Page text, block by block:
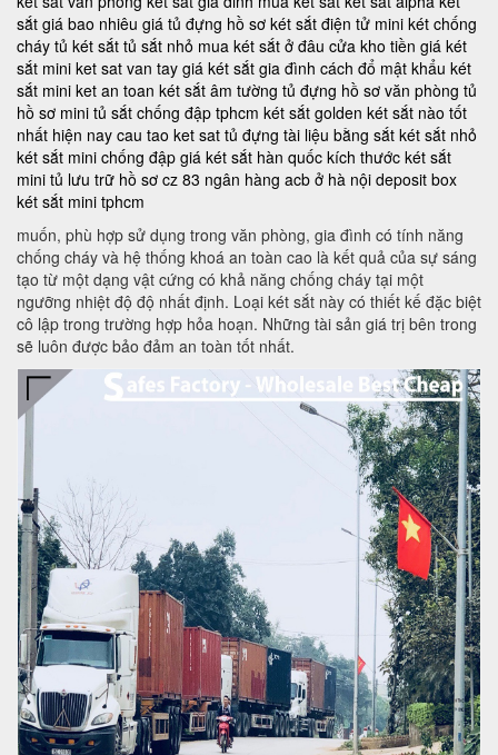
sắt giá bao nhiêu giá tủ đựng hồ sơ két sắt điện tử mini két chống
cháy tủ két sắt tủ sắt nhỏ mua két sắt ở đâu cửa kho tiền giá két
sắt mini ket sat van tay giá két sắt gia đình cách đổ mật khẩu két
sắt mini ket an toan két sắt âm tường tủ đựng hồ sơ văn phòng tủ
hồ sơ mini tủ sắt chống đập tphcm két sắt golden két sắt nào tốt
nhất hiện nay cau tao ket sat tủ đựng tài liệu bằng sắt két sắt nhỏ
két sắt mini chống đập giá két sắt hàn quốc kích thước két sắt
mini tủ lưu trữ hồ sơ cz 83 ngân hàng acb ở hà nội deposit box
két sắt mini tphcm
muốn, phù hợp sử dụng trong văn phòng, gia đình có tính năng
chống cháy và hệ thống khoá an toàn cao là kết quả của sự sáng
tạo từ một dạng vật cứng có khả năng chống cháy tại một
ngưỡng nhiệt độ độ nhất định. Loại két sắt này có thiết kế đặc biệt
cô lập trong trường hợp hỏa hoạn. Những tài sản giá trị bên trong
sẽ luôn được bảo đảm an toàn tốt nhất.